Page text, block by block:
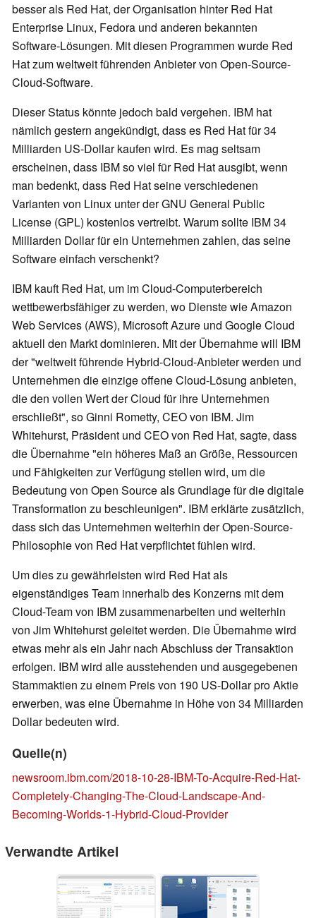
besser als Red Hat, der Organisation hinter Red Hat
Enterprise Linux, Fedora und anderen bekannten
Software-Lösungen. Mit diesen Programmen wurde Red
Hat zum weltweit führenden Anbieter von Open-Source-
Cloud-Software.
Dieser Status könnte jedoch bald vergehen. IBM hat
nämlich gestern angekündigt, dass es Red Hat für 34
Milliarden US-Dollar kaufen wird. Es mag seltsam
erscheinen, dass IBM so viel für Red Hat ausgibt, wenn
man bedenkt, dass Red Hat seine verschiedenen
Varianten von Linux unter der GNU General Public
License (GPL) kostenlos vertreibt. Warum sollte IBM 34
Milliarden Dollar für ein Unternehmen zahlen, das seine
Software einfach verschenkt?
IBM kauft Red Hat, um im Cloud-Computerbereich
wettbewerbsfähiger zu werden, wo Dienste wie Amazon
Web Services (AWS), Microsoft Azure und Google Cloud
aktuell den Markt dominieren. Mit der Übernahme will IBM
der "weltweit führende Hybrid-Cloud-Anbieter werden und
Unternehmen die einzige offene Cloud-Lösung anbieten,
die den vollen Wert der Cloud für ihre Unternehmen
erschließt", so Ginni Rometty, CEO von IBM. Jim
Whitehurst, Präsident und CEO von Red Hat, sagte, dass
die Übernahme "ein höheres Maß an Größe, Ressourcen
und Fähigkeiten zur Verfügung stellen wird, um die
Bedeutung von Open Source als Grundlage für die digitale
Transformation zu beschleunigen". IBM erklärte zusätzlich,
dass sich das Unternehmen weiterhin der Open-Source-
Philosophie von Red Hat verpflichtet fühlen wird.
Um dies zu gewährleisten wird Red Hat als
eigenständiges Team innerhalb des Konzerns mit dem
Cloud-Team von IBM zusammenarbeiten und weiterhin
von Jim Whitehurst geleitet werden. Die Übernahme wird
etwas mehr als ein Jahr nach Abschluss der Transaktion
erfolgen. IBM wird alle ausstehenden und ausgegebenen
Stammaktien zu einem Preis von 190 US-Dollar pro Aktie
erwerben, was eine Übernahme in Höhe von 34 Milliarden
Dollar bedeuten wird.
Quelle(n)
newsroom.ibm.com/2018-10-28-IBM-To-Acquire-Red-Hat-
Completely-Changing-The-Cloud-Landscape-And-
Becoming-Worlds-1-Hybrid-Cloud-Provider
Verwandte Artikel